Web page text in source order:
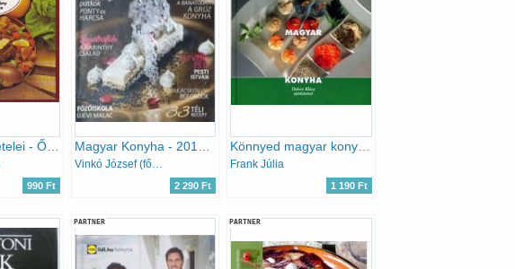
Négy évszak ételei - Ősz az Aranysárkány vendéglőben
990 Ft
Vinkó József (főszerk.)
2 290 Ft
Frank Júlia
1 190 Ft
PARTNER PARTNER